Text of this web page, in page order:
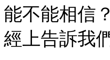
能不能相信
經上告訴我